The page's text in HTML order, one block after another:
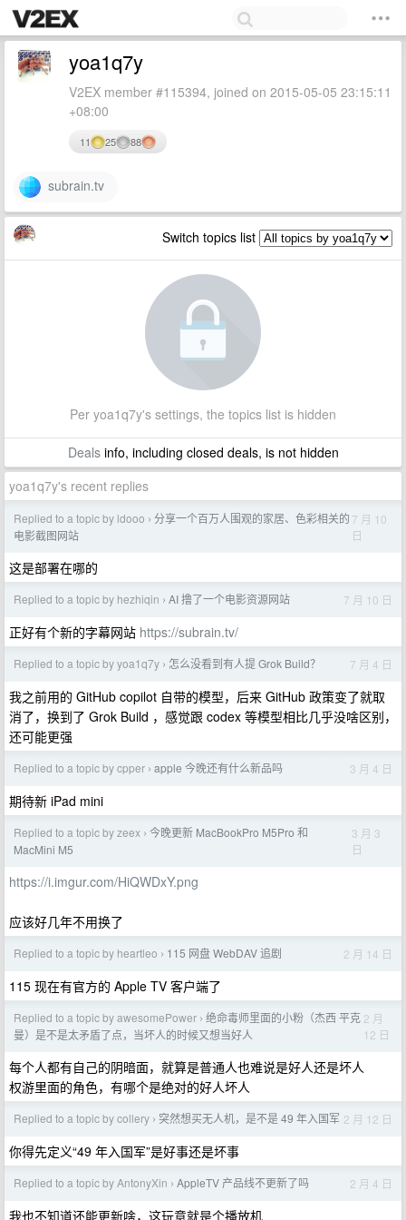
yoa1q7y
V2EX member #115394, joined on 2015-05-05 23:15:11
+08:00
11 25 88
subrain.tv
Switch topics list
Per yoa1q7y's settings, the topics list is hidden
Dealsinfo, including closed deals, is not hidden
yoa1q7y's recent replies
Replied to a topic by ldooo › 分享一个百万人围观的家居、色彩相关的
电影截图网站
7 月 10
日
这是部署在哪的
Replied to a topic by hezhiqin › AI 撸了一个电影资源网站 7 月 10 日
正好有个新的字幕网站 https://subrain.tv/
Replied to a topic by yoa1q7y › 怎么没看到有人提 Grok Build？ 7 月 4 日
我之前用的 GitHub copilot 自带的模型，后来 GitHub 政策变了就取
消了，换到了 Grok Build ，感觉跟 codex 等模型相比几乎没啥区别，
还可能更强
Replied to a topic by cpper › apple 今晚还有什么新品吗 3 月 4 日
期待新 iPad mini
Replied to a topic by zeex › 今晚更新 MacBookPro M5Pro 和
MacMini M5
3 月 3
日
https://i.imgur.com/HiQWDxY.png
应该好几年不用换了
Replied to a topic by heartleo › 115 网盘 WebDAV 追剧 2 月 14 日
115 现在有官方的 Apple TV 客户端了
Replied to a topic by awesomePower › 绝命毒师里面的小粉（杰西 平克
曼）是不是太矛盾了点，当坏人的时候又想当好人
2 月
12 日
每个人都有自己的阴暗面，就算是普通人也难说是好人还是坏人
权游里面的角色，有哪个是绝对的好人坏人
Replied to a topic by collery › 突然想买无人机，是不是 49 年入国军 2 月 12 日
你得先定义“49 年入国军”是好事还是坏事
Replied to a topic by AntonyXin › AppleTV 产品线不更新了吗 2 月 4 日
我也不知道还能更新啥，这玩意就是个播放机